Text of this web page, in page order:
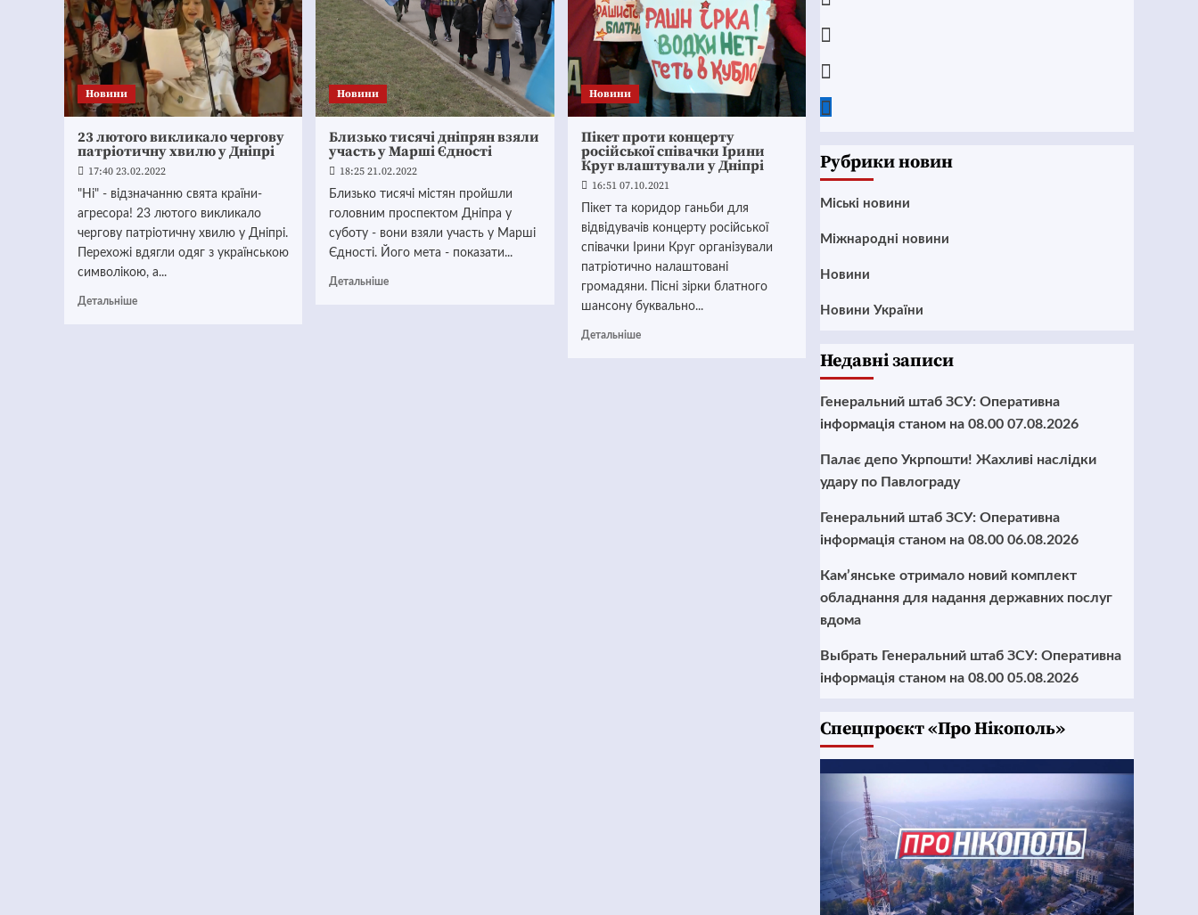
Новини
23 лютого викликало чергову
патріотичну хвилю у Дніпрі
17:40 23.02.2022
"Ні" - відзначанню свята країни-
агресора! 23 лютого викликало
чергову патріотичну хвилю у Дніпрі.
Перехожі вдягли одяг з українською
символікою, а...
Детальніше
Новини
Близько тисячі дніпрян взяли
участь у Марші Єдності
18:25 21.02.2022
Близько тисячі містян пройшли
головним проспектом Дніпра у
суботу - вони взяли участь у Марші
Єдності. Його мета - показати...
Детальніше
Новини
Пікет проти концерту
російської співачки Ірини
Круг влаштували у Дніпрі
16:51 07.10.2021
Пікет та коридор ганьби для
відвідувачів концерту російської
співачки Ірини Круг організували
патріотично налаштовані
громадяни. Пісні зірки блатного
шансону буквально...
Детальніше
Рубрики новин
Mіські новини
Міжнародні новини
Новини
Новини України
Недавні записи
Генеральний штаб ЗСУ: Оперативна
інформація станом на 08.00 07.08.2026
Палає депо Укрпошти! Жахливі наслідки
удару по Павлограду
Генеральний штаб ЗСУ: Оперативна
інформація станом на 08.00 06.08.2026
Кам’янське отримало новий комплект
обладнання для надання державних послуг
вдома
Выбрать Генеральний штаб ЗСУ: Оперативна
інформація станом на 08.00 05.08.2026
Cпецпроєкт «Про Нікополь»